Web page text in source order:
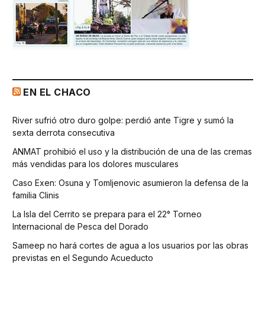
EN EL CHACO
River sufrió otro duro golpe: perdió ante Tigre y sumó la
sexta derrota consecutiva
ANMAT prohibió el uso y la distribución de una de las cremas
más vendidas para los dolores musculares
Caso Exen: Osuna y Tomljenovic asumieron la defensa de la
familia Clinis
La Isla del Cerrito se prepara para el 22° Torneo
Internacional de Pesca del Dorado
Sameep no hará cortes de agua a los usuarios por las obras
previstas en el Segundo Acueducto